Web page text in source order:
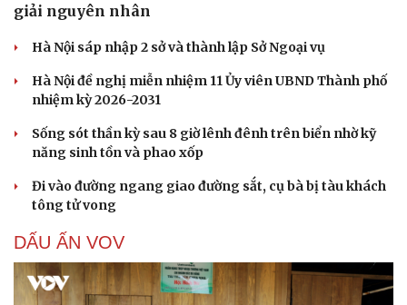
Cải chính
giải nguyên nhân
Hà Nội sáp nhập 2 sở và thành lập Sở Ngoại vụ
Hà Nội đề nghị miễn nhiệm 11 Ủy viên UBND Thành phố
nhiệm kỳ 2026-2031
Sống sót thần kỳ sau 8 giờ lênh đênh trên biển nhờ kỹ
năng sinh tồn và phao xốp
Đi vào đường ngang giao đường sắt, cụ bà bị tàu khách
tông tử vong
DẤU ẤN VOV